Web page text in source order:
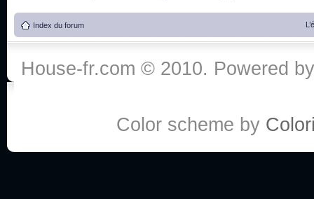
Index du forum
House-fr.com © 2010. Powered
Color scheme by